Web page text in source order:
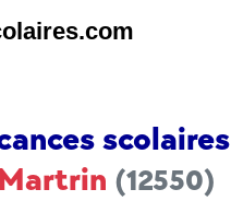
scolaires
Martrin (12550)